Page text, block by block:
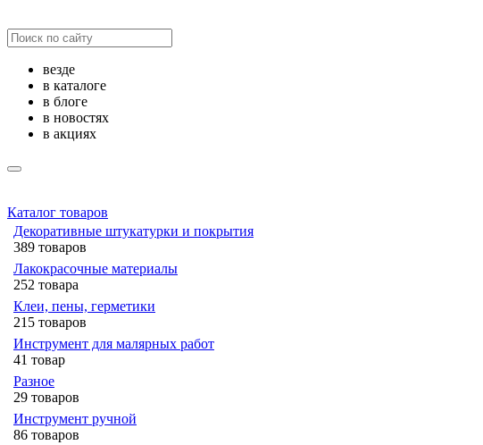
везде
в каталоге
в блоге
в новостях
в акциях
Каталог товаров
Декоративные штукатурки и покрытия
389 товаров
Лакокрасочные материалы
252 товара
Клеи, пены, герметики
215 товаров
Инструмент для малярных работ
41 товар
Разное
29 товаров
Инструмент ручной
86 товаров